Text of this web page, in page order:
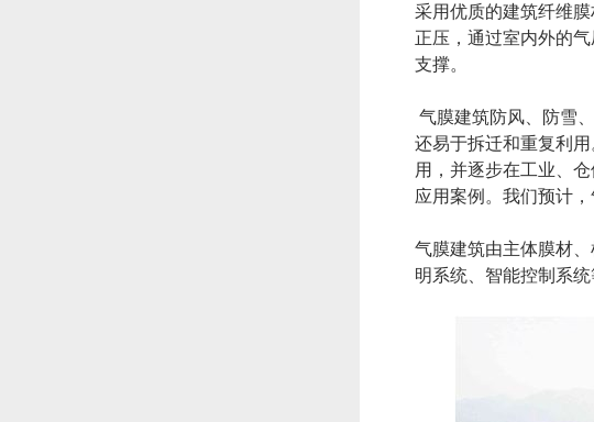
采用优质的建筑纤维
正压，通过室内外的
支撑。
气膜建筑防风、防雪
还易于拆迁和重复利
用，并逐步在工业、
应用案例。我们预计
气膜建筑由主体膜材
明系统、智能控制系统